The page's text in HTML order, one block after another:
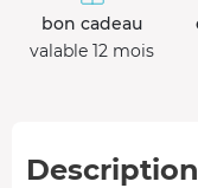
bon cadeau
valable 12 mois